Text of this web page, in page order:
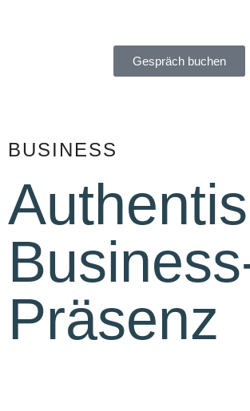
Gespräch buchen
BUSINESS
Präsenz